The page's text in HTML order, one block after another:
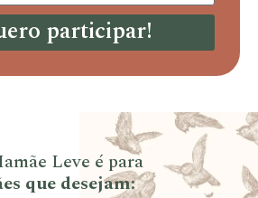
participar!
Leve é para
que desejam: